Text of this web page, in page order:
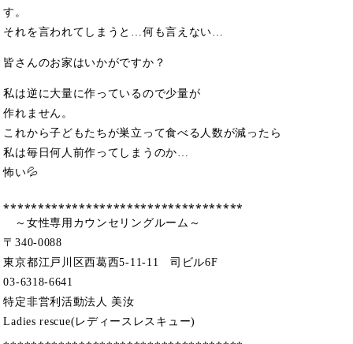
す。
それを言われてしまうと…何も言えない…
皆さんのお家はいかがですか？
私は逆に大量に作っているので少量が
作れません。
これから子どもたちが巣立って食べる人数が減ったら
私は毎日何人前作ってしまうのか…
怖い💦
⁎⁎⁎⁎⁎⁎⁎⁎⁎⁎⁎⁎⁎⁎⁎⁎⁎⁎⁎⁎⁎⁎⁎⁎⁎⁎⁎⁎⁎⁎⁎⁎⁎⁎⁎
～女性専用カウンセリングルーム～
〒340-0088
東京都江戸川区西葛西5-11-11 司ビル6F
03-6318-6641
特定非営利活動法人 美汝
Ladies rescue(レディースレスキュー)
⁎⁎⁎⁎⁎⁎⁎⁎⁎⁎⁎⁎⁎⁎⁎⁎⁎⁎⁎⁎⁎⁎⁎⁎⁎⁎⁎⁎⁎⁎⁎⁎⁎⁎⁎